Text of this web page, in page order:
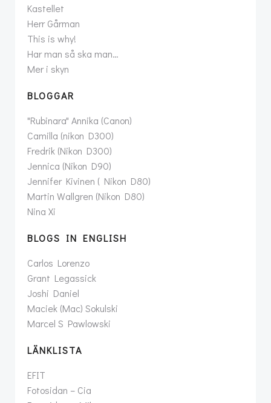
Kastellet
Herr Gårman
This is why!
Har man så ska man…
Mer i skyn
BLOGGAR
"Rubinara" Annika (Canon)
Camilla (nikon D300)
Fredrik (Nikon D300)
Jennica (Nikon D90)
Jennifer Kivinen ( Nikon D80)
Martin Wallgren (Nikon D80)
Nina Xi
BLOGS IN ENGLISH
Carlos Lorenzo
Grant Legassick
Joshi Daniel
Maciek (Mac) Sokulski
Marcel S Pawlowski
LÄNKLISTA
EFIT
Fotosidan – Cia